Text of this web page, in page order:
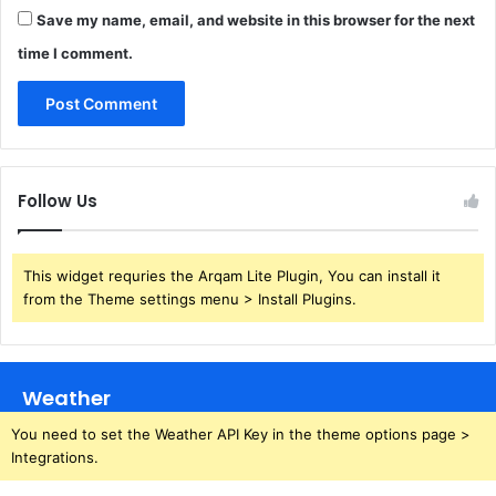
Save my name, email, and website in this browser for the next
time I comment.
Follow Us
This widget requries the Arqam Lite Plugin, You can install it
from the Theme settings menu > Install Plugins.
Weather
You need to set the Weather API Key in the theme options page >
Integrations.